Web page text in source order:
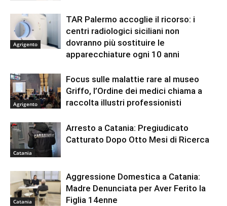
Agrigento
TAR Palermo accoglie il ricorso: i
centri radiologici siciliani non
dovranno più sostituire le
apparecchiature ogni 10 anni
Agrigento
Focus sulle malattie rare al museo
Griffo, l’Ordine dei medici chiama a
raccolta illustri professionisti
Catania
Arresto a Catania: Pregiudicato
Catturato Dopo Otto Mesi di Ricerca
Catania
Aggressione Domestica a Catania:
Madre Denunciata per Aver Ferito la
Figlia 14enne